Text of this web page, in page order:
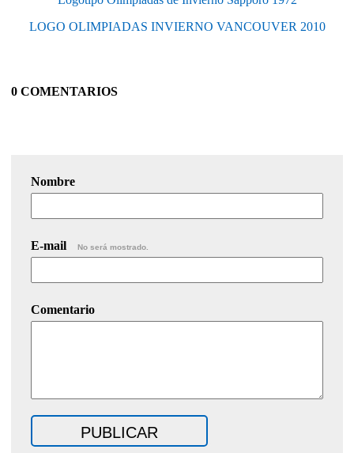
LOGO OLIMPIADAS INVIERNO VANCOUVER 2010
0 COMENTARIOS
Nombre
E-mail No será mostrado.
Comentario